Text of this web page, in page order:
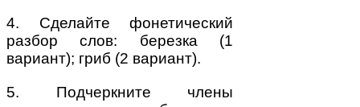
4. Сделайте фонетический
разбор слов: березка (1
вариант); гриб (2 вариант).
5. Подчеркните члены